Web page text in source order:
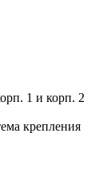
1 и корп. 2
крепления